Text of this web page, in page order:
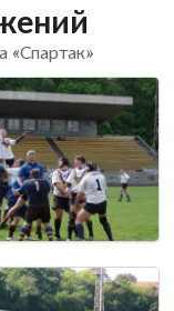
«Спартак»